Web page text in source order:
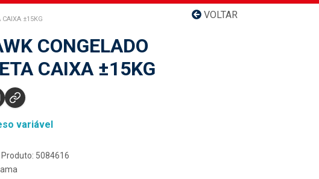
VOLTAR
±15KG
CONGELADO
CAIXA ±15KG
variável
5084616